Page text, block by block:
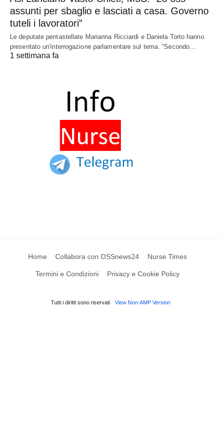
assunti per sbaglio e lasciati a casa. Governo
tuteli i lavoratori”
Le deputate pentastellate Marianna Ricciardi e Daniela Torto hanno
presentato un'interrogazione parlamentare sul tema. “Secondo…
1 settimana fa
Home Collabora con OSSnews24 Nurse Times
Termini e Condizioni Privacy e Cookie Policy
Tutti i diritti sono riservati View Non-AMP Version